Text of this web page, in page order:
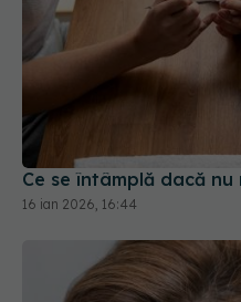
Ce se întâmplă dacă nu
16 ian 2026, 16:44